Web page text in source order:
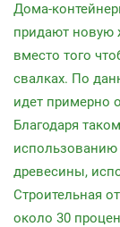
Дома-
придают новую
вместо того
свалках. По
идет примерно
Благодаря
древесины,
Строительная
около 30